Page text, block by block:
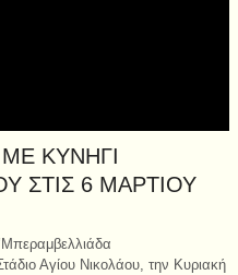
ΚΥΝΗΓΙ
ΣΤΙΣ 6 ΜΑΡΤΙΟΥ
Αγίου Νικολάου, την Κυριακή